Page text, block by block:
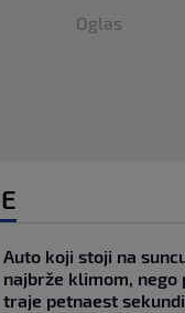
Oglas
Auto koji stoji na
najbrže klimom, nego
traje petnaest sekundi